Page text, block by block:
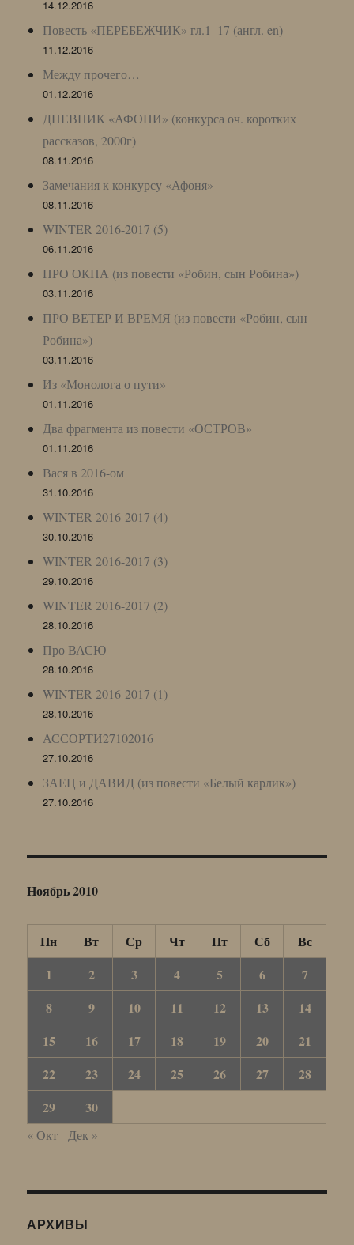
14.12.2016
Повесть «ПЕРЕБЕЖЧИК» гл.1_17 (англ. en)
11.12.2016
Между прочего…
01.12.2016
ДНЕВНИК «АФОНИ» (конкурса оч. коротких
рассказов, 2000г)
08.11.2016
Замечания к конкурсу «Афоня»
08.11.2016
WINTER 2016-2017 (5)
06.11.2016
ПРО ОКНА (из повести «Робин, сын Робина»)
03.11.2016
ПРО ВЕТЕР И ВРЕМЯ (из повести «Робин, сын
Робина»)
03.11.2016
Из «Монолога о пути»
01.11.2016
Два фрагмента из повести «ОСТРОВ»
01.11.2016
Вася в 2016-ом
31.10.2016
WINTER 2016-2017 (4)
30.10.2016
WINTER 2016-2017 (3)
29.10.2016
WINTER 2016-2017 (2)
28.10.2016
Про ВАСЮ
28.10.2016
WINTER 2016-2017 (1)
28.10.2016
АССОРТИ27102016
27.10.2016
ЗАЕЦ и ДАВИД (из повести «Белый карлик»)
27.10.2016
Ноябрь 2010
Пн Вт Ср Чт Пт Сб
Вс
1
2 3 4 5 6
7
8
9 10 11 12 13
14
15
16 17 18 19 20
21
22
23 24 25 26 27
28
29
30
« Окт Дек »
АРХИВЫ